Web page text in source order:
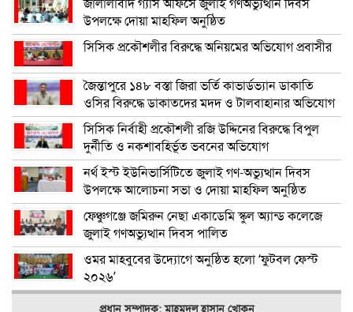
জালালাবাদ গ্যাস অফিসে জুলাই গণঅভ্যুত্থান দিবস
উপলক্ষে দোয়া মাহফিল অনুষ্ঠিত
সিসিক প্রকৌশলীর বিরুদ্ধে অনিয়মের অভিযোগ প্রবাসীর
জৈন্তাপুরে ১৪৮ বস্তা জিরা ভর্তি কাভার্ডভ্যান ডাকাতি
ওসির বিরুদ্ধে ডাকাতদের মদদ ও টালবাহানার অভিযোগ
সিসিক নির্বাহী প্রকৌশলী রজি উদ্দিনের বিরুদ্ধে বিপুল
দুর্নীতি ও নকশাবহির্ভূত ভবনের অভিযোগ
নর্থ ইস্ট ইউনিভার্সিটিতে জুলাই গণ-অভ্যুত্থান দিবস
উপলক্ষে আলোচনা সভা ও দোয়া মাহফিল অনুষ্ঠিত
ফেঞ্চুগঞ্জে জমিরুন নেছা একাডেমি স্কুল অ্যান্ড কলেজে
জুলাই গণঅভ্যুত্থান দিবস পালিত
ওমর মাহবুবের উদ্যোগে অনুষ্ঠিত হলো ‘ফুটবল ফেস্ট
২০২৬’